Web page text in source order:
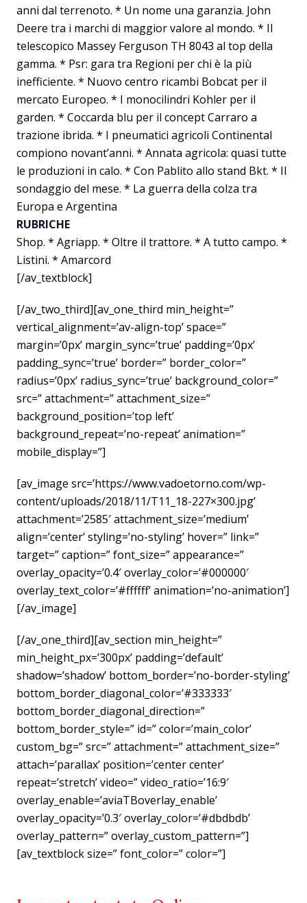
anni dal terrenoto. * Un nome una garanzia. John
Deere tra i marchi di maggior valore al mondo. * Il
telescopico Massey Ferguson TH 8043 al top della
gamma. * Psr: gara tra Regioni per chi è la più
inefficiente. * Nuovo centro ricambi Bobcat per il
mercato Europeo. * I monocilindri Kohler per il
garden. * Coccarda blu per il concept Carraro a
trazione ibrida. * I pneumatici agricoli Continental
compiono novant’anni. * Annata agricola: quasi tutte
le produzioni in calo. * Con Pablito allo stand Bkt. * Il
sondaggio del mese. * La guerra della colza tra
Europa e Argentina
RUBRICHE
Shop. * Agriapp. * Oltre il trattore. * A tutto campo. *
Listini. * Amarcord
[/av_textblock]
[/av_two_third][av_one_third min_height=”
vertical_alignment=’av-align-top’ space=”
margin=’0px’ margin_sync=’true’ padding=’0px’
padding_sync=’true’ border=” border_color=”
radius=’0px’ radius_sync=’true’ background_color=”
src=” attachment=” attachment_size=”
background_position=’top left’
background_repeat=’no-repeat’ animation=”
mobile_display=”]
[av_image src=’https://www.vadoetorno.com/wp-
content/uploads/2018/11/T11_18-227×300.jpg’
attachment=’2585′ attachment_size=’medium’
align=’center’ styling=’no-styling’ hover=” link=”
target=” caption=” font_size=” appearance=”
overlay_opacity=’0.4′ overlay_color=’#000000′
overlay_text_color=’#ffffff’ animation=’no-animation’]
[/av_image]
[/av_one_third][av_section min_height=”
min_height_px=’300px’ padding=’default’
shadow=’shadow’ bottom_border=’no-border-styling’
bottom_border_diagonal_color=’#333333′
bottom_border_diagonal_direction=”
bottom_border_style=” id=” color=’main_color’
custom_bg=” src=” attachment=” attachment_size=”
attach=’parallax’ position=’center center’
repeat=’stretch’ video=” video_ratio=’16:9′
overlay_enable=’aviaTBoverlay_enable’
overlay_opacity=’0.3′ overlay_color=’#dbdbdb’
overlay_pattern=” overlay_custom_pattern=”]
[av_textblock size=” font_color=” color=”]